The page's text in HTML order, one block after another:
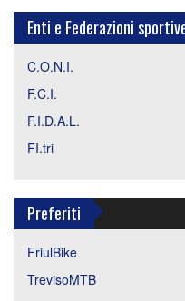
Enti e Federazioni
C.O.N.I.
F.C.I.
F.I.D.A.L.
FI.tri
Preferiti
FriulBike
TrevisoMTB